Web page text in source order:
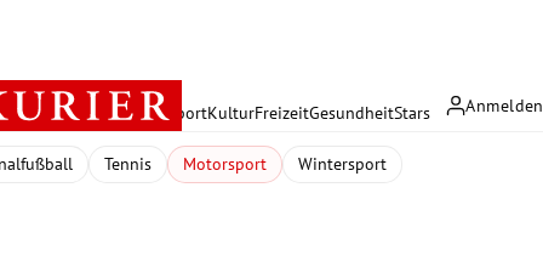
Anmelden
PolitikWirtschaft SportKulturFreizeitGesundheitStars
Tennis Motorsport Wintersport